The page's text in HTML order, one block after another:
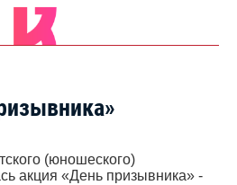
(юношеского)
акция «День призывника» -